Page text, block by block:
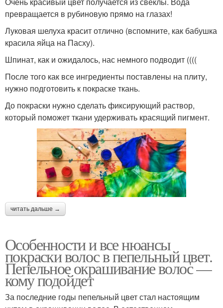
превращается в рубиновую прямо на глазах!
Луковая шелуха красит отлично (вспомните, как бабушка
красила яйца на Пасху).
Шпинат, как и ожидалось, нас немного подводит ((((
После того как все ингредиенты поставлены на плиту,
нужно подготовить к покраске ткань.
До покраски нужно сделать фиксирующий раствор,
который поможет ткани удерживать красящий пигмент.
читать дальше →
Особенности и все нюансы
покраски волос в пепельный цвет.
Пепельное окрашивание волос —
кому подойдет
За последние годы пепельный цвет стал настоящим